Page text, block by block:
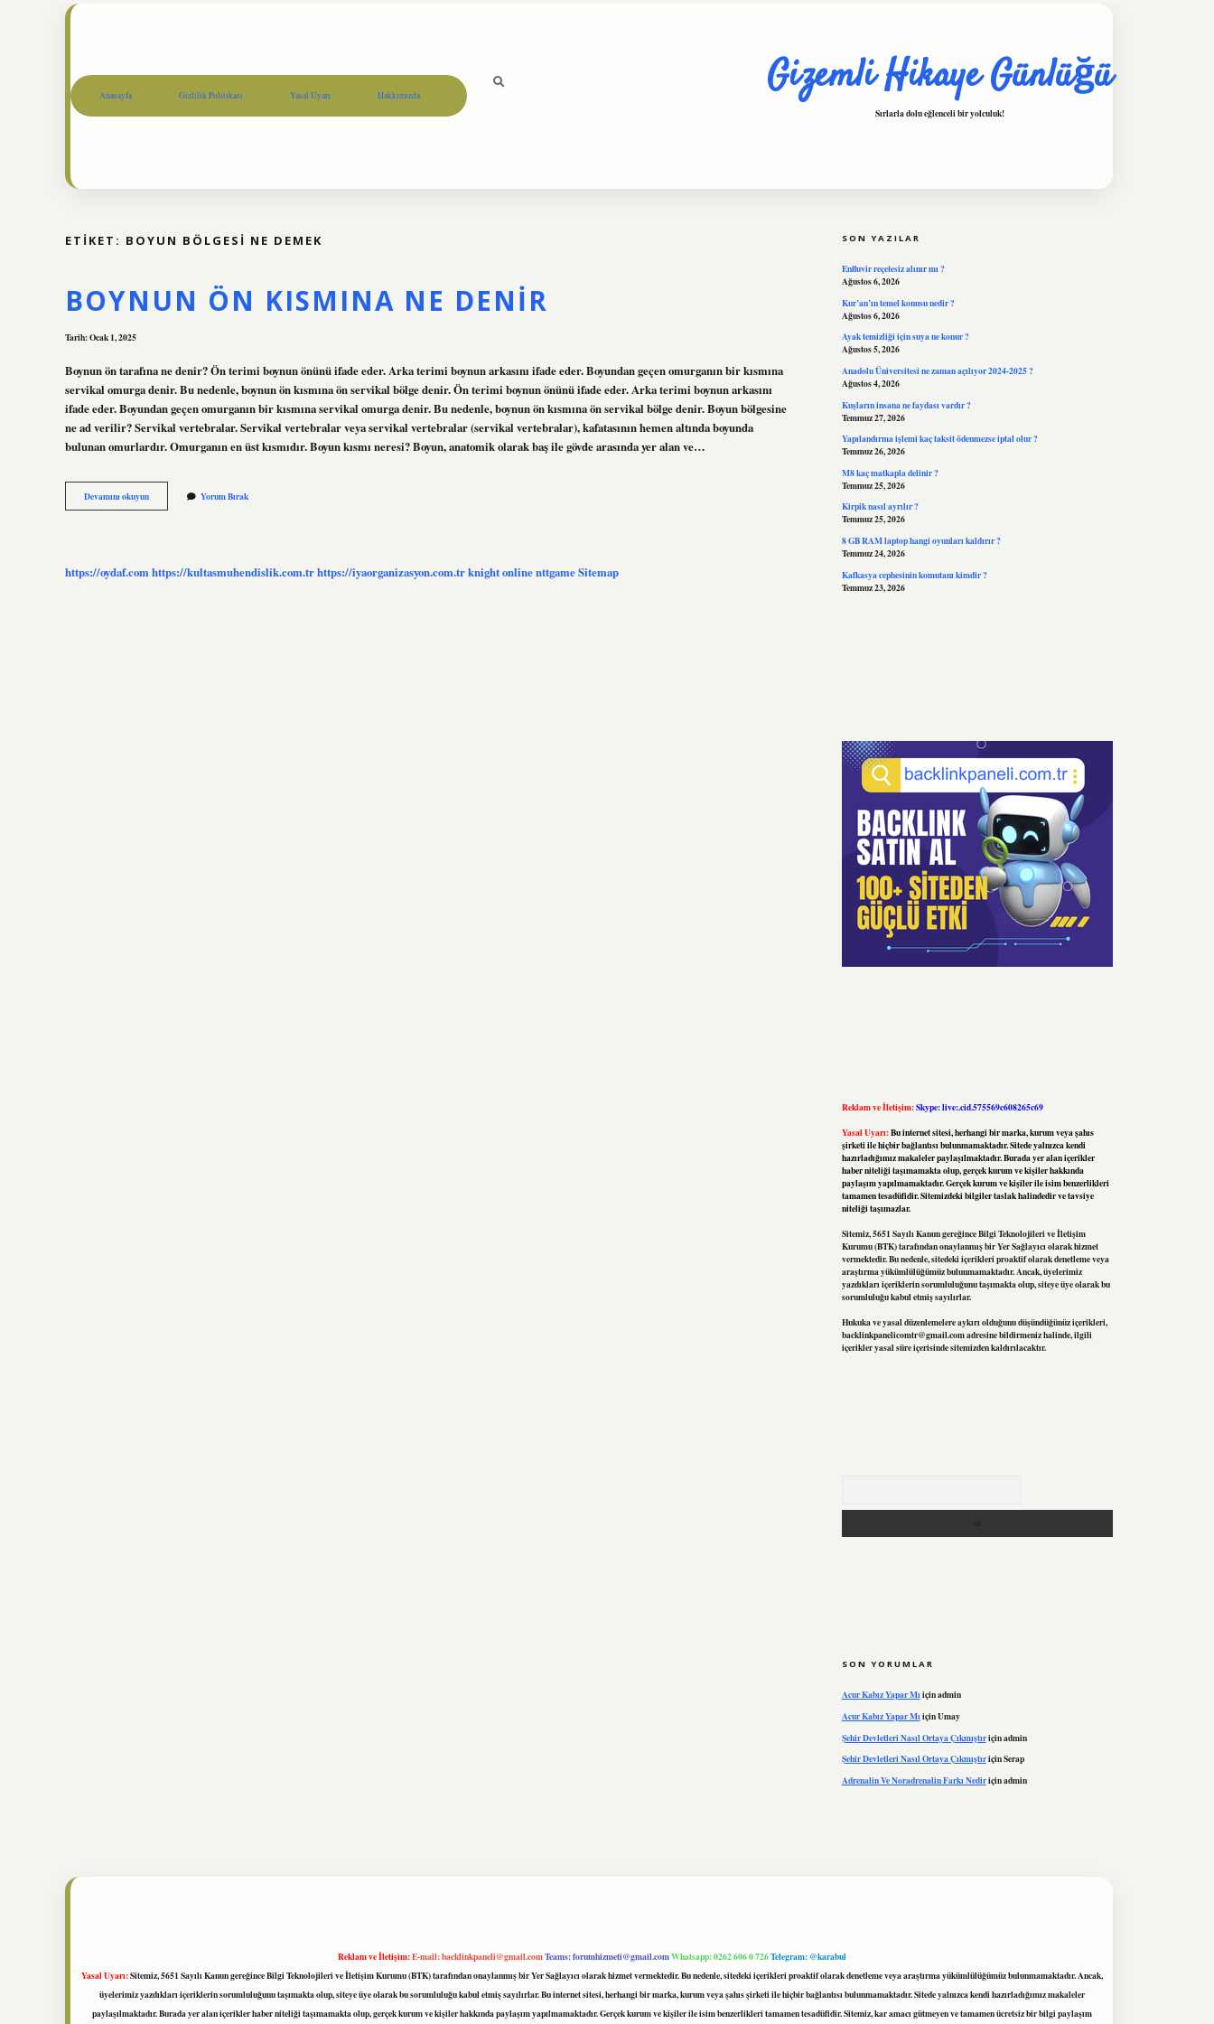
Anasayfa Gizlilik Politikası Yasal Uyarı Hakkımızda Gizemli Hikaye Günlüğü
Sırlarla dolu eğlenceli bir yolculuk!
ETIKET: BOYUN BÖLGESI NE DEMEK
BOYNUN ÖN KISMINA NE DENIR
Tarih: Ocak 1, 2025
Boynun ön tarafına ne denir? Ön terimi boynun önünü ifade eder. Arka terimi boynun arkasını ifade eder. Boyundan geçen omurganın bir kısmına
servikal omurga denir. Bu nedenle, boynun ön kısmına ön servikal bölge denir. Ön terimi boynun önünü ifade eder. Arka terimi boynun arkasını
ifade eder. Boyundan geçen omurganın bir kısmına servikal omurga denir. Bu nedenle, boynun ön kısmına ön servikal bölge denir. Boyun bölgesine
ne ad verilir? Servikal vertebralar. Servikal vertebralar veya servikal vertebralar (servikal vertebralar), kafatasının hemen altında boyunda
bulunan omurlardır. Omurganın en üst kısmıdır. Boyun kısmı neresi? Boyun, anatomik olarak baş ile gövde arasında yer alan ve…
Devamını okuyunBoynun
Ön
Yorum Bırak
https://oydaf.comhttps://kultasmuhendislik.com.trhttps://iyaorganizasyon.com.trknight onlinenttgameSitemap
SON YAZILAR
Enfluvir reçetesiz alınır mı ?
Ağustos 6, 2026
Kur’an’ın temel konusu nedir ?
Ağustos 6, 2026
Ayak temizliği için suya ne konur ?
Ağustos 5, 2026
Anadolu Üniversitesi ne zaman açılıyor 2024-2025 ?
Ağustos 4, 2026
Kuşların insana ne faydası vardır ?
Temmuz 27, 2026
Yapılandırma işlemi kaç taksit ödenmezse iptal olur ?
Temmuz 26, 2026
M8 kaç matkapla delinir ?
Temmuz 25, 2026
Kirpik nasıl ayrılır ?
Temmuz 25, 2026
8 GB RAM laptop hangi oyunları kaldırır ?
Temmuz 24, 2026
Kafkasya cephesinin komutanı kimdir ?
Temmuz 23, 2026
Reklam ve İletişim:Skype: live:.cid.575569c608265c69
Yasal Uyarı:Bu internet sitesi, herhangi bir marka, kurum veya şahıs
şirketi ile hiçbir bağlantısı bulunmamaktadır. Sitede yalnızca kendi
hazırladığımız makaleler paylaşılmaktadır. Burada yer alan içerikler
haber niteliği taşımamakta olup, gerçek kurum ve kişiler hakkında
paylaşım yapılmamaktadır. Gerçek kurum ve kişiler ile isim benzerlikleri
tamamen tesadüfidir. Sitemizdeki bilgiler taslak halindedir ve tavsiye
niteliği taşımazlar.
Sitemiz, 5651 Sayılı Kanun gereğince Bilgi Teknolojileri ve İletişim
Kurumu (BTK) tarafından onaylanmış bir Yer Sağlayıcı olarak hizmet
vermektedir. Bu nedenle, sitedeki içerikleri proaktif olarak denetleme veya
araştırma yükümlülüğümüz bulunmamaktadır. Ancak, üyelerimiz
yazdıkları içeriklerin sorumluluğunu taşımakta olup, siteye üye olarak bu
sorumluluğu kabul etmiş sayılırlar.
Hukuka ve yasal düzenlemelere aykırı olduğunu düşündüğünüz içerikleri,
backlinkpanelicomtr@gmail.comadresine bildirmeniz halinde, ilgili
içerikler yasal süre içerisinde sitemizden kaldırılacaktır.
SON YORUMLAR
Acur Kabız Yapar Mıiçinadmin
Acur Kabız Yapar MıiçinUmay
Şehir Devletleri Nasıl Ortaya Çıkmıştıriçinadmin
Şehir Devletleri Nasıl Ortaya ÇıkmıştıriçinSerap
Adrenalin Ve Noradrenalin Farkı Nediriçinadmin
Reklam ve İletişim:E-mail:backlinkpaneli@gmail.comTeams:forumhizmeti@gmail.comWhatsapp: 0262 606 0 726Telegram: @karabul
Yasal Uyarı:Sitemiz, 5651 Sayılı Kanun gereğince Bilgi Teknolojileri ve İletişim Kurumu (BTK) tarafından onaylanmış bir Yer Sağlayıcı olarak hizmet vermektedir. Bu nedenle, sitedeki içerikleri proaktif olarak denetleme veya araştırma yükümlülüğümüz bulunmamaktadır. Ancak,
üyelerimiz yazdıkları içeriklerin sorumluluğunu taşımakta olup, siteye üye olarak bu sorumluluğu kabul etmiş sayılırlar. Bu internet sitesi, herhangi bir marka, kurum veya şahıs şirketi ile hiçbir bağlantısı bulunmamaktadır. Sitede yalnızca kendi hazırladığımız makaleler
paylaşılmaktadır. Burada yer alan içerikler haber niteliği taşımamakta olup, gerçek kurum ve kişiler hakkında paylaşım yapılmamaktadır. Gerçek kurum ve kişiler ile isim benzerlikleri tamamen tesadüfidir. Sitemiz, kar amacı gütmeyen ve tamamen ücretsiz bir bilgi paylaşım